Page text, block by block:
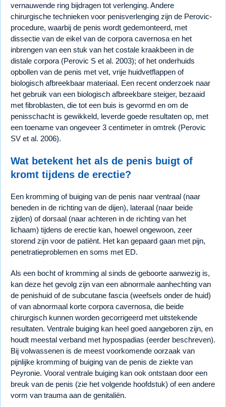
vernauwende ring bijdragen tot verlenging. Andere
chirurgische technieken voor penisverlenging zijn de Perovic-
procedure, waarbij de penis wordt gedemonteerd, met
dissectie van de eikel van de corpora cavernosa en het
inbrengen van een stuk van het costale kraakbeen in de
distale corpora (Perovic S et al. 2003); of het onderhuids
opbollen van de penis met vet, vrije huidvetflappen of
biologisch afbreekbaar materiaal. Een recent onderzoek naar
het gebruik van een biologisch afbreekbare steiger, bezaaid
met fibroblasten, die tot een buis is gevormd en om de
penisschacht is gewikkeld, leverde goede resultaten op, met
een toename van ongeveer 3 centimeter in omtrek (Perovic
SV et al. 2006).
Wat betekent het als de penis buigt of
kromt tijdens de erectie?
Een kromming of buiging van de penis naar ventraal (naar
beneden in de richting van de dijen), lateraal (naar beide
zijden) of dorsaal (naar achteren in de richting van het
lichaam) tijdens de erectie kan, hoewel ongewoon, zeer
storend zijn voor de patiënt. Het kan gepaard gaan met pijn,
penetratieproblemen en soms met ED.
Als een bocht of kromming al sinds de geboorte aanwezig is,
kan deze het gevolg zijn van een abnormale aanhechting van
de penishuid of de subcutane fascia (weefsels onder de huid)
of van abnormaal korte corpora cavernosa, die beide
chirurgisch kunnen worden gecorrigeerd met uitstekende
resultaten. Ventrale buiging kan heel goed aangeboren zijn, en
houdt meestal verband met hypospadias (eerder beschreven).
Bij volwassenen is de meest voorkomende oorzaak van
pijnlijke kromming of buiging van de penis de ziekte van
Peyronie. Vooral ventrale buiging kan ook ontstaan door een
breuk van de penis (zie het volgende hoofdstuk) of een andere
vorm van trauma aan de genitaliën.